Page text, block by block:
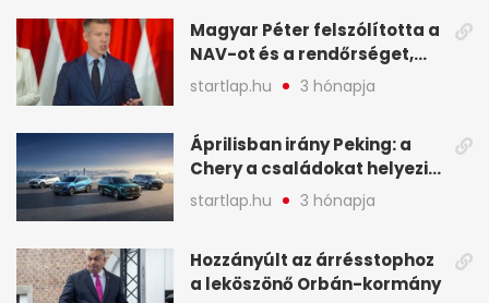
Magyar Péter felszólította a
NAV-ot és a rendőrséget,
tartóztassák le a NER-es
oligarchákat - A hét
startlap.hu 3 hónapja
Áprilisban irány Peking: a
Chery a családokat helyezi
globális mobilitási
programja középpontjába
startlap.hu 3 hónapja
Hozzányúlt az árrésstophoz
a leköszönő Orbán-kormány